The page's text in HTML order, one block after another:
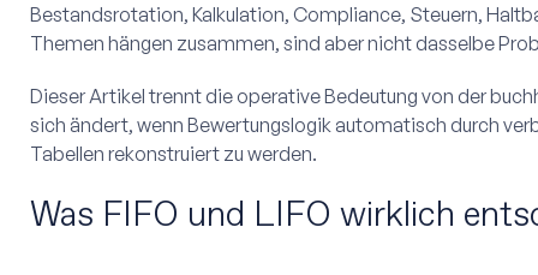
Bestandsrotation, Kalkulation, Compliance, Steuern,
Themen hängen zusammen, sind aber nicht dasselbe
Dieser Artikel trennt die operative Bedeutung von der
sich ändert, wenn Bewertungslogik automatisch durch
Tabellen rekonstruiert zu werden.
Was FIFO und LIFO wirklich